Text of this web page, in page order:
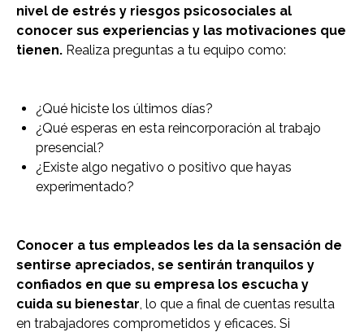
nivel de estrés y riesgos psicosociales al
conocer sus experiencias y las motivaciones que
tienen. Realiza preguntas a tu equipo como:
¿Qué hiciste los últimos días?
¿Qué esperas en esta reincorporación al trabajo
presencial?
¿Existe algo negativo o positivo que hayas
experimentado?
Conocer a tus empleados les da la sensación de
sentirse apreciados, se sentirán tranquilos y
confiados en que su empresa los escucha y
cuida su bienestar, lo que a final de cuentas resulta
en trabajadores comprometidos y eficaces. Si